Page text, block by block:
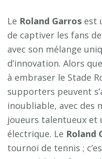
Le Roland Garros est
de captiver les fans
avec son mélange
d’innovation. Alors
à embraser le Stade
supporters peuvent
inoubliable, avec des
joueurs talentueux et
électrique. Le Roland
tournoi de tennis ;